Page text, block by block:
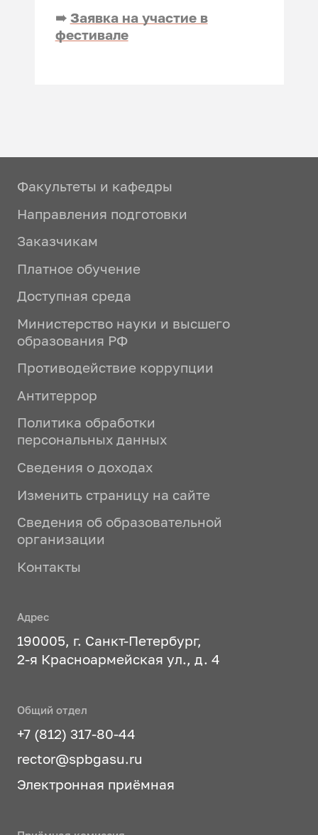
➠ Заявка на участие в
фестивале
Факультеты и кафедры
Направления подготовки
Заказчикам
Платное обучение
Доступная среда
Министерство науки и высшего
образования РФ
Противодействие коррупции
Антитеррор
Политика обработки
персональных данных
Сведения о доходах
Изменить страницу на сайте
Сведения об образовательной
организации
Контакты
Адрес
190005, г. Санкт-Петербург,
2-я Красноармейская ул., д. 4
Общий отдел
+7 (812) 317-80-44
rector@spbgasu.ru
Электронная приёмная